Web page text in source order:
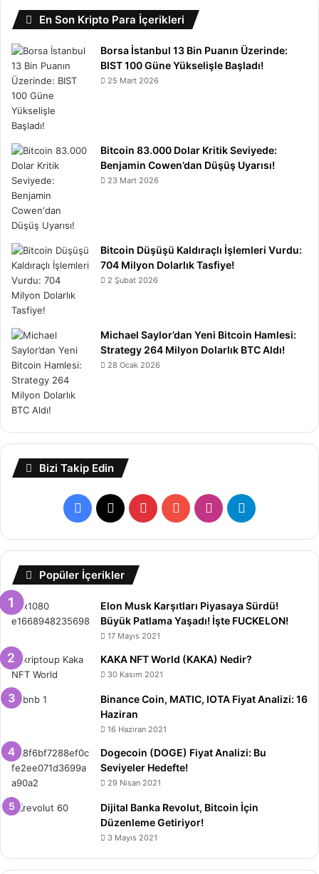
En Son Kripto Para İçerikleri
Borsa İstanbul 13 Bin Puanın Üzerinde:
BIST 100 Güne Yükselişle Başladı!
25 Mart 2026
Bitcoin 83.000 Dolar Kritik Seviyede:
Benjamin Cowen’dan Düşüş Uyarısı!
23 Mart 2026
Bitcoin Düşüşü Kaldıraçlı İşlemleri Vurdu:
704 Milyon Dolarlık Tasfiye!
2 Şubat 2026
Michael Saylor’dan Yeni Bitcoin Hamlesi:
Strategy 264 Milyon Dolarlık BTC Aldı!
28 Ocak 2026
Bizi Takip Edin
Facebook
X PinterestYouTubeInstagramTelegram
Popüler İçerikler
Elon Musk Karşıtları Piyasaya Sürdü!
Büyük Patlama Yaşadı! İşte FUCKELON!
17 Mayıs 2021
KAKA NFT World (KAKA) Nedir?
30 Kasım 2021
Binance Coin, MATIC, IOTA Fiyat Analizi: 16
Haziran
16 Haziran 2021
Dogecoin (DOGE) Fiyat Analizi: Bu
Seviyeler Hedefte!
29 Nisan 2021
Dijital Banka Revolut, Bitcoin İçin
Düzenleme Getiriyor!
3 Mayıs 2021